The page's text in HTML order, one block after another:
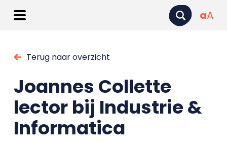
aA
Terug naar overzicht
Joannes Collette
lector bij Industrie &
Informatica